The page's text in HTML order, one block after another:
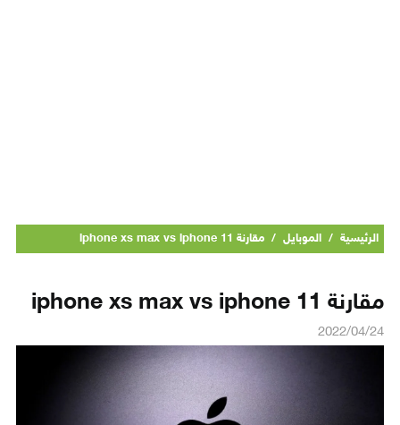
الرئيسية / الموبايل / مقارنة iphone xs max vs iphone 11
مقارنة iphone xs max vs iphone 11
2022/04/24